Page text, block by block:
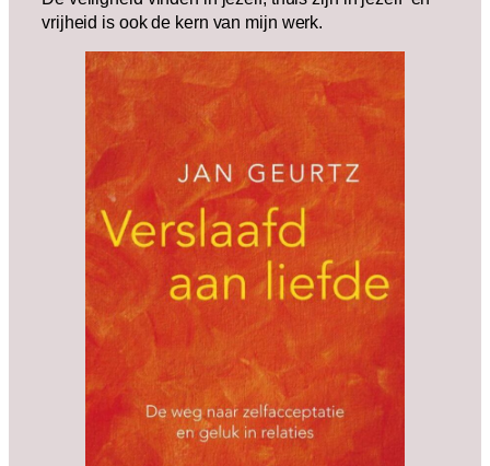
vrijheid is ook de kern van mijn werk.